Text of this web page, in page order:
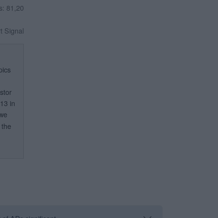
81,20
Signal
in